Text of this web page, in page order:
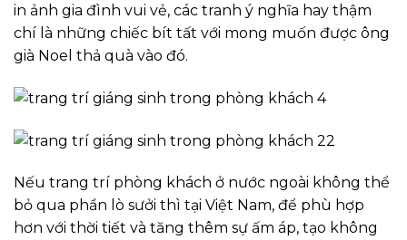
in ảnh gia đình vui vẻ, các tranh ý nghĩa hay thậm
chí là những chiếc bít tất với mong muốn được ông
già Noel thả quà vào đó.
Nếu trang trí phòng khách ở nước ngoài không thể
bỏ qua phần lò sưởi thì tại Việt Nam, để phù hợp
hơn với thời tiết và tăng thêm sự ấm áp, tạo không